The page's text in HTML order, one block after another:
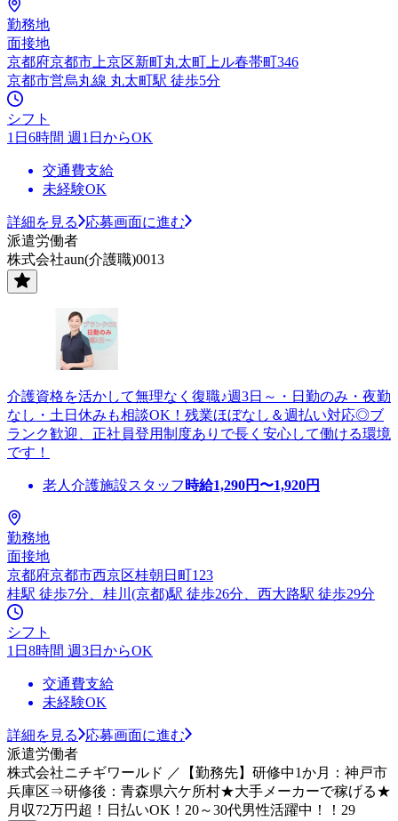
勤務地
面接地
京都府京都市上京区新町丸太町上ル春帯町346
京都市営烏丸線 丸太町駅 徒歩5分
シフト
1日6時間 週1日からOK
交通費支給
未経験OK
詳細を見る
応募画面に進む
派遣労働者
株式会社aun(介護職)0013
介護資格を活かして無理なく復職♪週3日～・日勤のみ・夜勤
なし・土日休みも相談OK！残業ほぼなし＆週払い対応◎ブ
ランク歓迎、正社員登用制度ありで長く安心して働ける環境
です！
老人介護施設スタッフ 時給1,290円〜1,920円
勤務地
面接地
京都府京都市西京区桂朝日町123
桂駅 徒歩7分、桂川(京都)駅 徒歩26分、西大路駅 徒歩29分
シフト
1日8時間 週3日からOK
交通費支給
未経験OK
詳細を見る
応募画面に進む
派遣労働者
株式会社ニチギワールド ／【勤務先】研修中1か月：神戸市
兵庫区⇒研修後：青森県六ケ所村★大手メーカーで稼げる★
月収72万円超！日払いOK！20～30代男性活躍中！！29